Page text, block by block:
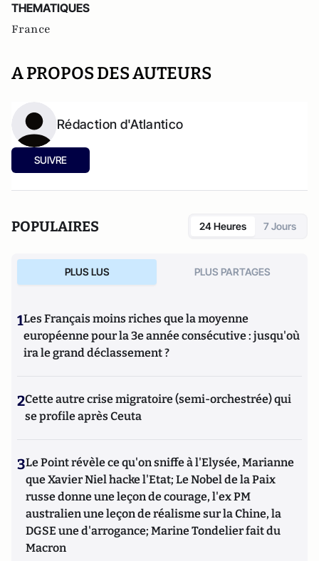
THEMATIQUES
France
A PROPOS DES AUTEURS
Rédaction d'Atlantico
SUIVRE
POPULAIRES 24 Heures 7 Jours
PLUS LUS PLUS PARTAGES
1Les Français moins riches que la moyenne
européenne pour la 3e année consécutive : jusqu'où
ira le grand déclassement ?
2Cette autre crise migratoire (semi-orchestrée) qui
se profile après Ceuta
3Le Point révèle ce qu'on sniffe à l'Elysée, Marianne
que Xavier Niel hacke l'Etat; Le Nobel de la Paix
russe donne une leçon de courage, l'ex PM
australien une leçon de réalisme sur la Chine, la
DGSE une d'arrogance; Marine Tondelier fait du
Macron